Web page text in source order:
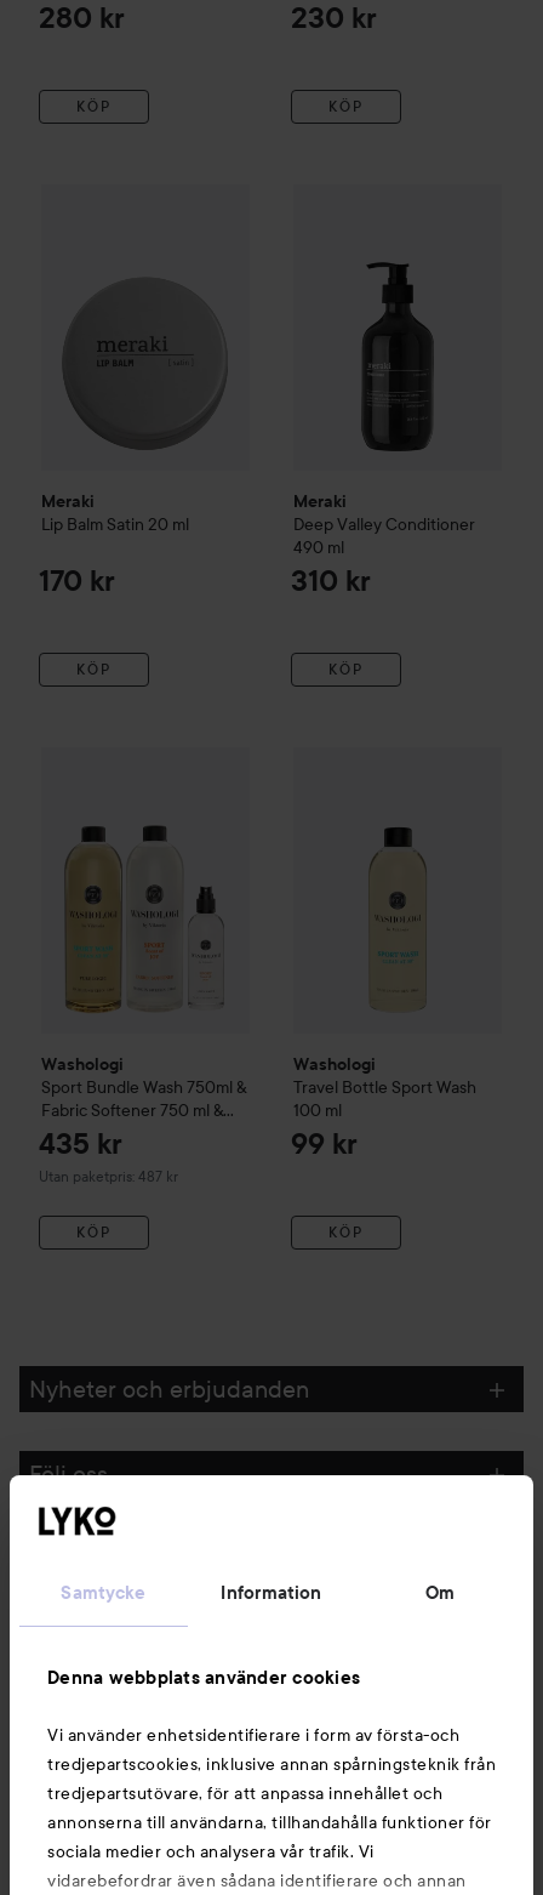
Samtycke Information Om
Denna webbplats använder cookies
Vi använder enhetsidentifierare i form av första-och
tredjepartscookies, inklusive annan spårningsteknik från
tredjepartsutövare, för att anpassa innehållet och
annonserna till användarna, tillhandahålla funktioner för
sociala medier och analysera vår trafik. Vi
vidarebefordrar även sådana identifierare och annan
280 kr
KÖP
230 kr
KÖP
Meraki
Lip Balm Satin 20 ml
170 kr
KÖP
Meraki
Deep Valley Conditioner
490 ml
310 kr
KÖP
Washologi
Sport Bundle Wash 750ml &
Fabric Softener 750 ml &
Linen Water 100ml
435 kr
Utan paketpris: 487 kr
KÖP
Washologi
Travel Bottle Sport Wash
100 ml
99 kr
KÖP
Nyheter och erbjudanden
Följ oss
Du kanske också gillar